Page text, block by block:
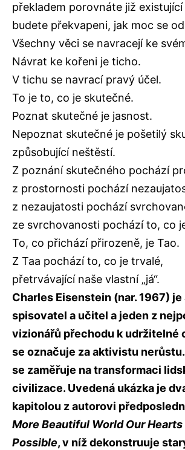
překladem porovnáte již existující
budete překvapeni, jak moc se
Všechny věci se navracejí ke
Návrat ke kořeni je ticho.
V tichu se navrací pravý účel.
To je to, co je skutečné.
Poznat skutečné je jasnost.
Nepoznat skutečné je pošetilý
způsobující neštěstí.
Z poznání skutečného pochází
z prostornosti pochází
z nezaujatosti pochází
ze svrchovanosti pochází to, co
To, co přichází přirozeně, je Tao.
Z Taa pochází to, co je trvalé,
přetrvávající naše vlastní „já“.
Charles Eisenstein (nar. 1967)
spisovatel a učitel a jeden z
vizionářů přechodu k udržitelné
se označuje za aktivistu
se zaměřuje na transformaci
civilizace. Uvedená ukázka je
kapitolou z autorovi
More Beautiful World Our Hearts
Possible, v níž dekonstruuje